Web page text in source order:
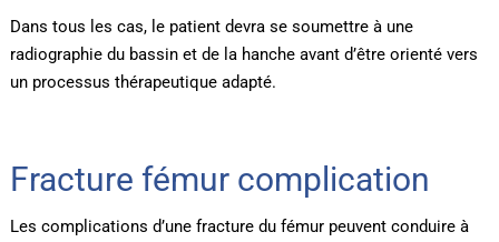
Dans tous les cas, le patient devra se soumettre à une
radiographie du bassin et de la hanche avant d’être orienté vers
un processus thérapeutique adapté.
Fracture fémur complication
Les complications d’une fracture du fémur peuvent conduire à